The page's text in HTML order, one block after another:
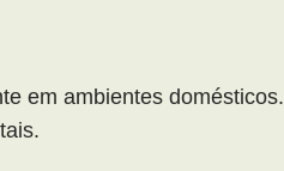
em ambientes domésticos.